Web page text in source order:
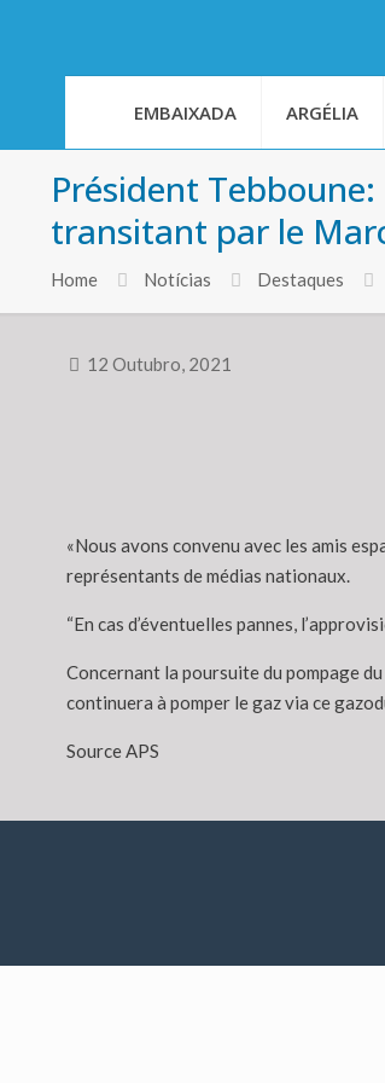
EMBAIXADA ARGÉLIA
Président Tebboune:
transitant par le
Home Notícias Destaques
12 Outubro, 2021
«Nous avons convenu avec les amis
représentants de médias nationaux.
“En cas d’éventuelles pannes,
Concernant la poursuite du pompage
continuera à pomper le gaz via ce
Source APS